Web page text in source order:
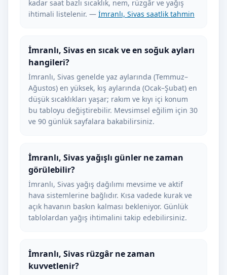
kadar saat bazlı sıcaklık, nem, rüzgâr ve yağış
ihtimali listelenir. — İmranlı, Sivas saatlik tahmin
İmranlı, Sivas en sıcak ve en soğuk ayları
hangileri?
İmranlı, Sivas genelde yaz aylarında (Temmuz–
Ağustos) en yüksek, kış aylarında (Ocak–Şubat) en
düşük sıcaklıkları yaşar; rakım ve kıyı içi konum
bu tabloyu değiştirebilir. Mevsimsel eğilim için 30
ve 90 günlük sayfalara bakabilirsiniz.
İmranlı, Sivas yağışlı günler ne zaman
görülebilir?
İmranlı, Sivas yağış dağılımı mevsime ve aktif
hava sistemlerine bağlıdır. Kısa vadede kurak ve
açık havanın baskın kalması bekleniyor. Günlük
tablolardan yağış ihtimalini takip edebilirsiniz.
İmranlı, Sivas rüzgâr ne zaman
kuvvetlenir?